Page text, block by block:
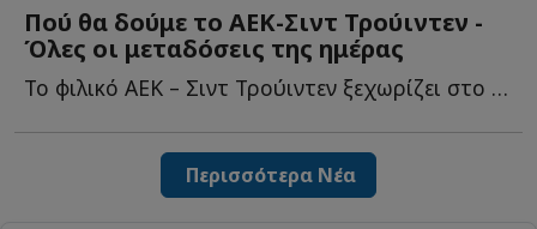
Πού θα δούμε το ΑΕΚ-Σιντ Τρούιντεν -
Όλες οι μεταδόσεις της ημέρας
Το φιλικό ΑΕΚ – Σιντ Τρούιντεν ξεχωρίζει στο πρόγραμμα μ...
Περισσότερα Νέα